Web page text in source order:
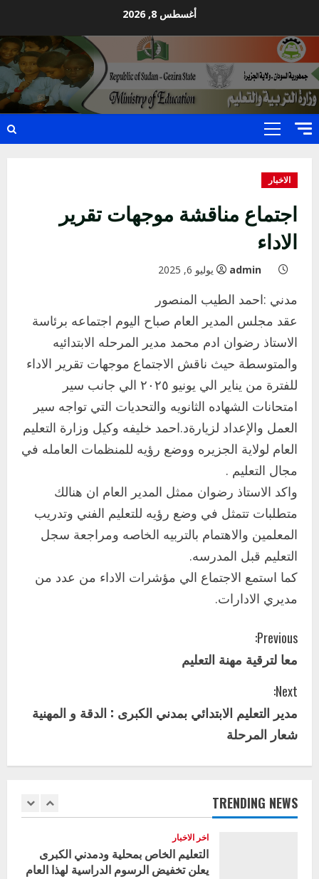
content
أغسطس 8, 2026
Primary
الاخبار
اجتماع مناقشة موجهات تقرير
الاداء
admin يوليو 6, 2025
مدني :احمد الطيب المنصور
عقد مجلس المدير العام صباح اليوم اجتماعه برئاسة
الاستاذ رضوان ادم محمد مدير المرحله الابتدائيه
والمتوسطة حيث ناقش الاجتماع موجهات تقرير الاداء
للفترة من يناير الي يونيو ٢٠٢٥ الي جانب سير
امتحانات الشهاده الثانويه والتحديات التي تواجه سير
العمل والإعداد لزيارةد.احمد خليفه وكيل وزارة التعليم
العام لولاية الجزيره ووضع رؤيه للمنظمات العامله في
مجال التعليم .
واكد الاستاذ رضوان ممثل المدير العام ان هنالك
متطلبات تتمثل في وضع رؤيه للتعليم الفني وتدريب
المعلمين والاهتمام بالتربيه الخاصه ومراجعة سجل
التعليم قبل المدرسه.
كما استمع الاجتماع الي مؤشرات الاداء من عدد من
مديري الادارات.
C
o
n
t
i
n
u
Previous:
معا لترقية مهنة التعليم
Next:
مدير التعليم الابتدائي بمدني الكبرى : الدقة و المهنية
شعار المرحلة
TRENDING NEWS
اخر الاخبار
التعليم الخاص بمحلية ودمدني الكبرى
يعلن تخفيض الرسوم الدراسية لهذا العام
بنسبة15%
وزير التربية والتعليم بالولاية يدشن ورشة
تأهيل معلمي مادة اللغة الإنجليزية بمحلية
ودمدني الكبرى
أغسطس 3, 2026
اخر الاخبار
مدير إدارة الجودة و التطوير الإداري
بوزارة التربية تشارك الملتقي التنسيقي
5
اخر الاخبار
إدارة الأنشطة المدرسية بمحلية مدني
يوليو 29, 2026
1
اخر الاخبار
التعليم الخاص بمحلية ودمدني الكبرى
يعلن تخفيض الرسوم الدراسية لهذا العام